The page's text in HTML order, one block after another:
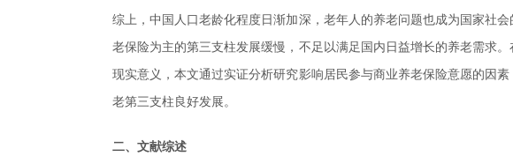
综上，中国人口老龄化程度日渐加深，老年人的养老问题也成为国家社
老保险为主的第三支柱发展缓慢，不足以满足国内日益增长的养老需求
现实意义，本文通过实证分析研究影响居民参与商业养老保险意愿的因
老第三支柱良好发展。
二、文献综述